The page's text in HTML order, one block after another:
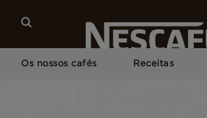
Os nossos cafés Receitas